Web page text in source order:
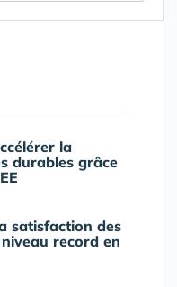
la
durables grâce
satisfaction des
record en